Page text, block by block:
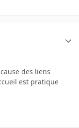
des liens
est pratique